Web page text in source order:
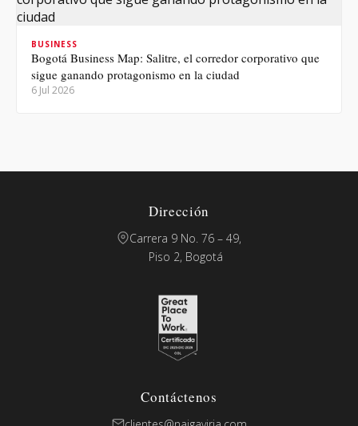
BUSINESS
Bogotá Business Map: Salitre, el corredor corporativo que
sigue ganando protagonismo en la ciudad
6 Jul 2026
Dirección
Carrera 9 No. 76 – 49,
Piso 2, Bogotá
Contáctenos